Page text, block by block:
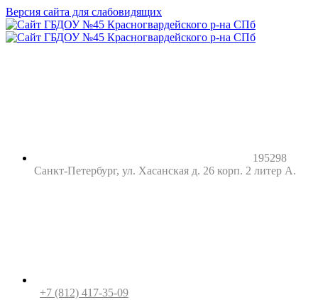
Версия сайта для слабовидящих
195298
Санкт-Петербург, ул. Хасанская д. 26 корп. 2 литер А.
+7 (812) 417-35-09